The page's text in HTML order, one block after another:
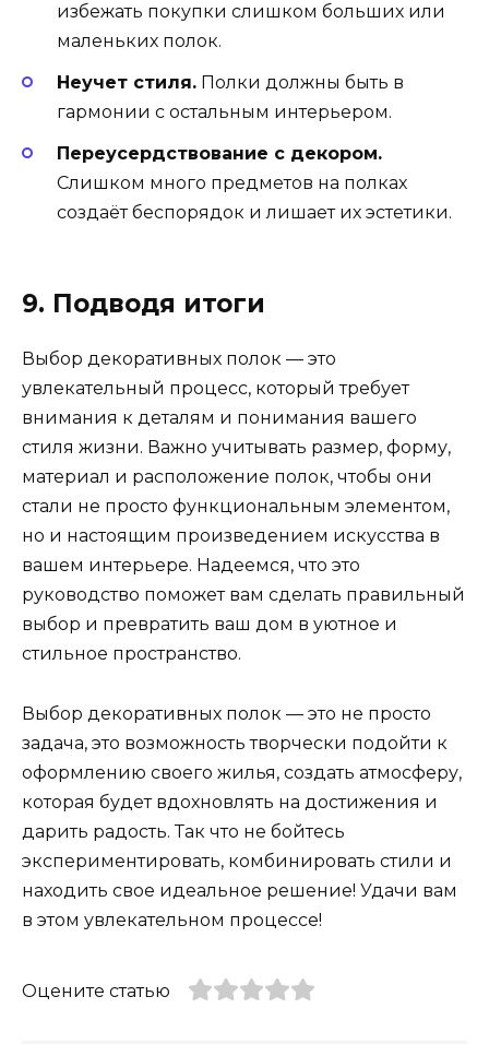
избежать покупки слишком больших или
маленьких полок.
Неучет стиля. Полки должны быть в
гармонии с остальным интерьером.
Переусердствование с декором.
Слишком много предметов на полках
создаёт беспорядок и лишает их эстетики.
9. Подводя итоги
Выбор декоративных полок — это
увлекательный процесс, который требует
внимания к деталям и понимания вашего
стиля жизни. Важно учитывать размер, форму,
материал и расположение полок, чтобы они
стали не просто функциональным элементом,
но и настоящим произведением искусства в
вашем интерьере. Надеемся, что это
руководство поможет вам сделать правильный
выбор и превратить ваш дом в уютное и
стильное пространство.
Выбор декоративных полок — это не просто
задача, это возможность творчески подойти к
оформлению своего жилья, создать атмосферу,
которая будет вдохновлять на достижения и
дарить радость. Так что не бойтесь
экспериментировать, комбинировать стили и
находить свое идеальное решение! Удачи вам
в этом увлекательном процессе!
Оцените статью